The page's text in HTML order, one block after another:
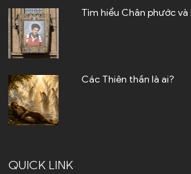
Đắk Lắk (4)
Đắk Nông (2)
Đồng Nai (23)
Đồng Tháp (3)
Tìm hiểu Chân phước và
Các Thiên thần là ai?
QUICK LINK